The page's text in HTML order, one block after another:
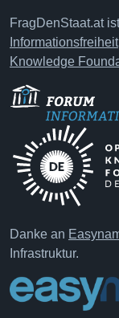
FragDenStaat.at
Informationsfreiheit
Knowledge
Danke an
Infrastruktur.